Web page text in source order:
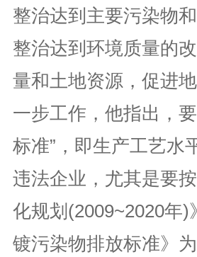
整治达到主要污染物
整治达到环境质量的
量和土地资源，促进
一步工作，他指出，
标准”，即生产工艺水
违法企业，尤其是要
化规划(2009~2020年
镀污染物排放标准》